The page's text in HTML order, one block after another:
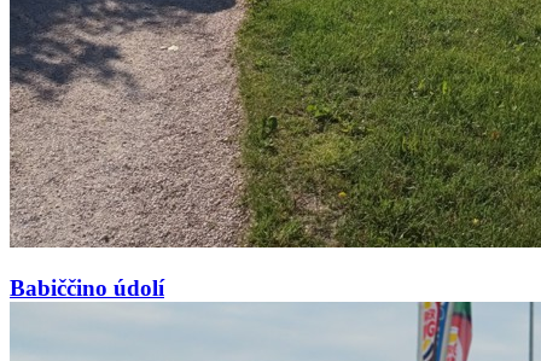
Babiččino údolí